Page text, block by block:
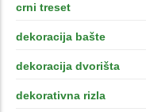
crni treset
dekoracija bašte
dekoracija dvorišta
dekorativna rizla